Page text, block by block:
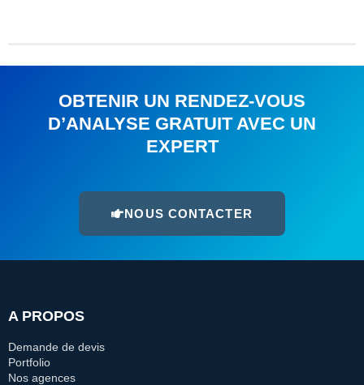
OBTENIR UN RENDEZ-VOUS
D’ANALYSE GRATUIT AVEC UN
EXPERT
NOUS CONTACTER
A PROPOS
Demande de devis
Portfolio
Nos agences